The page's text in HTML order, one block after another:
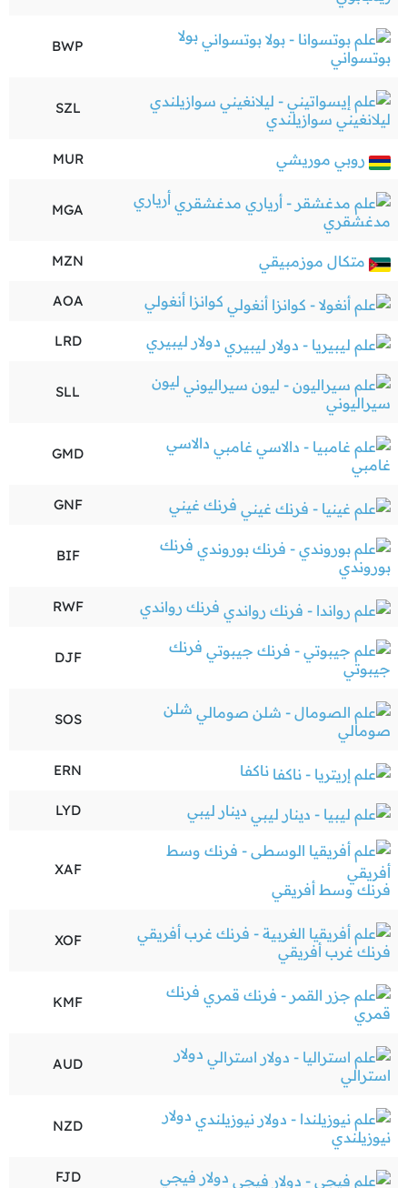
بولا
بوتسواني
BWP
ليلانغيني سوازيلندي
SZL
روبي موريشي MUR
أرياري
مدغشقري
MGA
متكال موزمبيقي MZN
كوانزا أنغولي AOA
دولار ليبيري LRD
ليون
سيراليوني
SLL
دالاسي
غامبي
GMD
فرنك غيني GNF
فرنك
بوروندي
BIF
فرنك رواندي RWF
فرنك
جيبوتي
DJF
شلن
صومالي
SOS
ناكفا ERN
دينار ليبي LYD
فرنك وسط أفريقي
XAF
فرنك غرب أفريقي
XOF
فرنك
قمري
KMF
دولار
استرالي
AUD
دولار
نيوزيلندي
NZD
دولار فيجي FJD